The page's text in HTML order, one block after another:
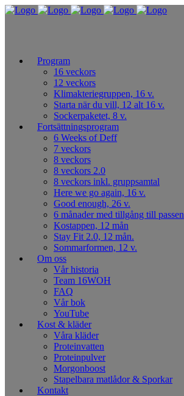
Program
16 veckors
12 veckors
Klimakteriegruppen, 16 v.
Starta när du vill, 12 alt 16 v.
Sockerpaketet, 8 v.
Fortsättningsprogram
6 Weeks of Deff
7 veckors
8 veckors
8 veckors 2.0
8 veckors inkl. gruppsamtal
Here we go again, 16 v.
Good enough, 26 v.
6 månader med tillgång till passen
Kostappen, 12 mån
Stay Fit 2.0, 12 mån.
Sommarformen, 12 v.
Om oss
Vår historia
Team 16WOH
FAQ
Vår bok
YouTube
Kost & kläder
Våra kläder
Proteinvatten
Proteinpulver
Morgonboost
Stapelbara matlådor & Sporkar
Kontakt